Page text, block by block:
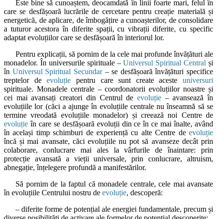
Este bine să cunoaștem, deocamdată în linii foarte mari, felul în
care se desfășoară lucrările de cercetare pentru creație materială și
energetică, de aplicare, de îmbogățire a cunoașterilor, de consolidare
a tuturor acestora în diferite spații, cu vibrații diferite, cu specific
adaptat evoluțiilor care se desfășoară în interiorul lor.
Pentru explicații, să pornim de la cele mai profunde învățături ale
monadelor. În universurile spirituale –Universul Spiritual Central și
în Universul Spiritual Secundar– se desfășoară învățături specifice
treptelor deevoluție pentru care sunt create aceste universuri
spirituale. Monadele centrale – coordonatorii evoluțiilor noastre și
cei mai avansați creatori din Centrul de evoluție– avansează în
evoluțiile lor (căci a ajunge în evoluțiile centrale nu înseamnă să se
termine vreodată evoluțiile monadelor) și creează noi Centre de
evoluție în care se desfășoară evoluții din ce în ce mai înalte, având
în același timp schimburi de experiență cu alte Centre de evoluție
încă și mai avansate, căci evoluțiile nu pot să avanseze decât prin
colaborare, conlucrare mai ales la vârfurile de înaintare: prin
protecție avansată a vieții universale, prin conlucrare, altruism,
abnegație, înțelegere profundă a manifestărilor.
Să pornim de la faptul că monadele centrale, cele mai avansate
în evoluțiile Centrului nostru de evoluție, descoperă:
– diferite forme de potențial ale energiei fundamentale, precum și